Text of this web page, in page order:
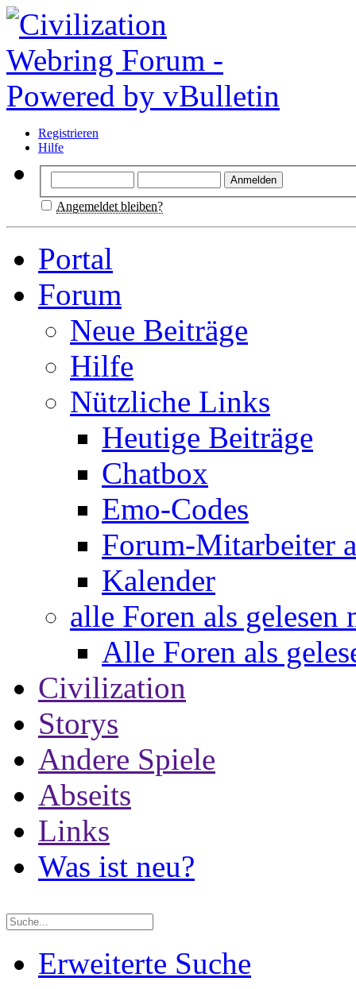
Registrieren
Hilfe
Angemeldet bleiben?
Portal
Forum
Neue Beiträge
Hilfe
Nützliche Links
Heutige Beiträge
Chatbox
Emo-Codes
Forum-Mitarbeiter
Kalender
alle Foren als gelesen
Alle Foren als
Civilization
Storys
Andere Spiele
Abseits
Links
Was ist neu?
Erweiterte Suche